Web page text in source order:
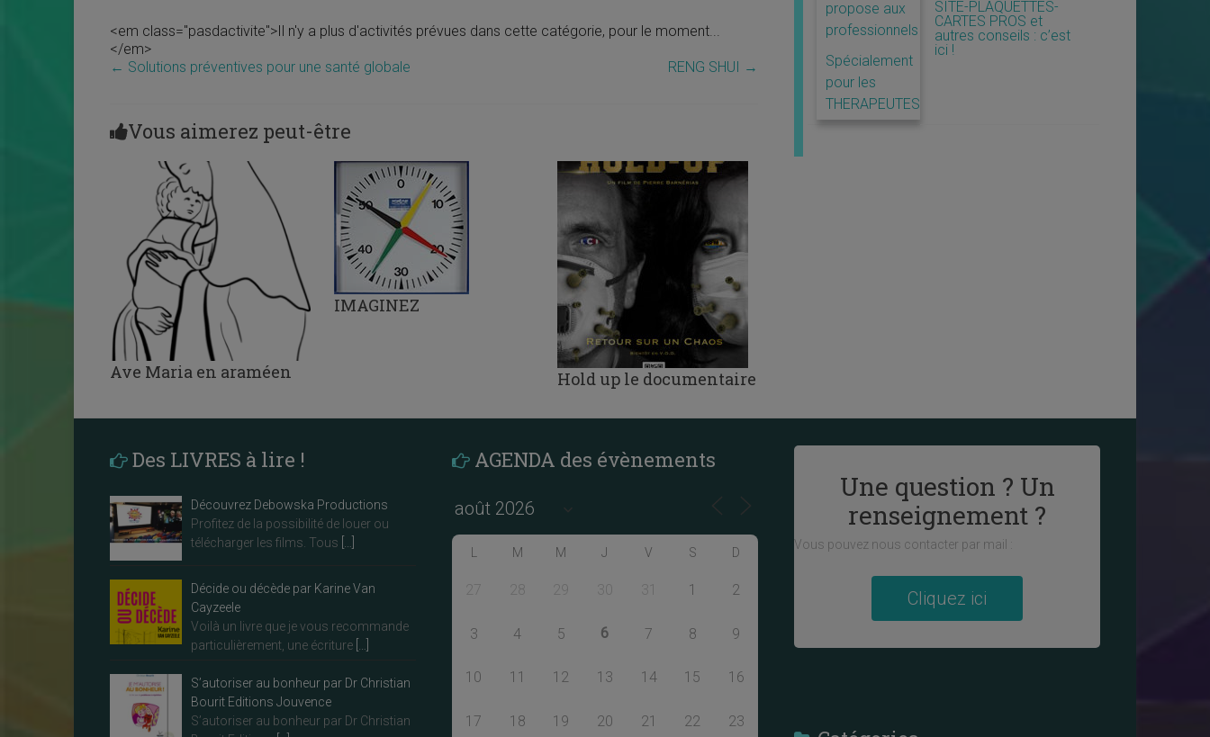
<em class="pasdactivite">Il n'y a plus d'activités prévues dans cette catégorie, pour le moment...
</em>
← Solutions préventives pour une santé globale RENG SHUI →
Vous aimerez peut-être
Ave Maria en araméen
IMAGINEZ
Hold up le documentaire
propose aux
professionnels
Spécialement
pour les
THERAPEUTES
SITE-PLAQUETTES-
CARTES PROS et
autres conseils : c’est
ici !
Des LIVRES à lire !
Découvrez Debowska Productions
Profitez de la possibilité de louer ou
télécharger les films. Tous
Décide ou décède par Karine Van
Cayzeele
Voilà un livre que je vous recommande
particulièrement, une écriture
S’autoriser au bonheur par Dr Christian
Bourit Editions Jouvence
S’autoriser au bonheur par Dr Christian
AGENDA des évènements
M M J V S D
27 28 29 30 31 1 2
3 4 5 6 7 8 9
10 11 12 13 14 15 16
17 18 19 20 21 22 23
Une question ? Un
renseignement ?
Vous pouvez nous contacter par mail :
Cliquez ici